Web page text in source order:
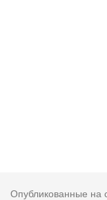
Опубликованные на